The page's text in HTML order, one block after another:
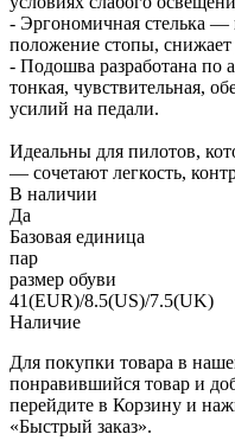
- Эргономичная стелька —
положение стопы, снижает
- Подошва разработана по
тонкая, чувствительная,
усилий на педали.
Идеальны для пилотов,
— сочетают легкость,
В наличии
Да
Базовая единица
пар
размер обуви
41(EUR)/8.5(US)/7.5(UK)
Наличие
Для покупки товара в
понравившийся товар и
перейдите в Корзину и
«Быстрый заказ».